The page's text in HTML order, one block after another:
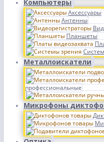
Компьютеры
Аксессуары
Антенны
Планшеты
Металлоискатели
профессиональные
Микрофоны